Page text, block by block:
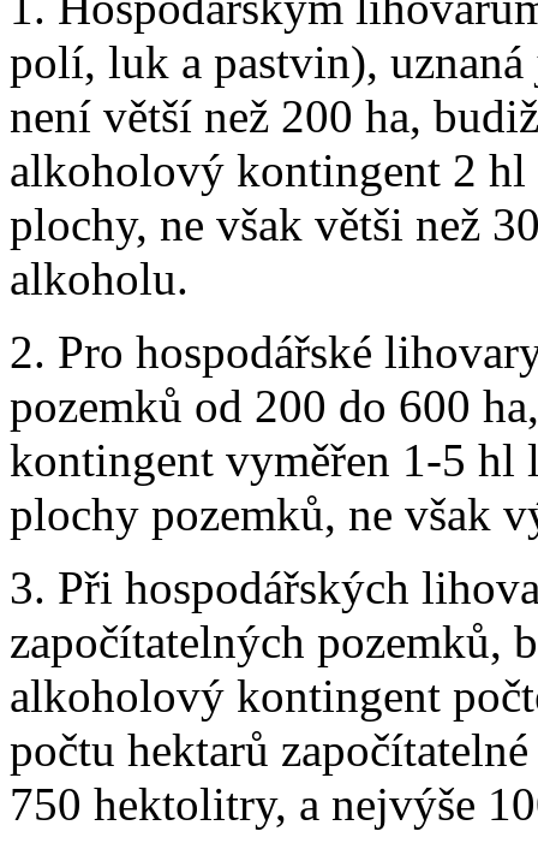
polí, luk a pastvin),
není větší než 200 ha,
alkoholový kontingent 2 hl
plochy, ne však větši než
alkoholu.
2. Pro hospodářské
pozemků od 200 do 600
kontingent vyměřen 1-5 hl
plochy pozemků, ne však
3. Při hospodářských
započítatelných pozemků,
alkoholový kontingent
počtu hektarů
750 hektolitry, a nejvýše